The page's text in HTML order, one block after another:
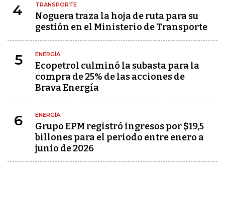
4 TRANSPORTE
Noguera traza la hoja de ruta para su
gestión en el Ministerio de Transporte
5 ENERGÍA
Ecopetrol culminó la subasta para la
compra de 25% de las acciones de
Brava Energía
6 ENERGÍA
Grupo EPM registró ingresos por $19,5
billones para el periodo entre enero a
junio de 2026